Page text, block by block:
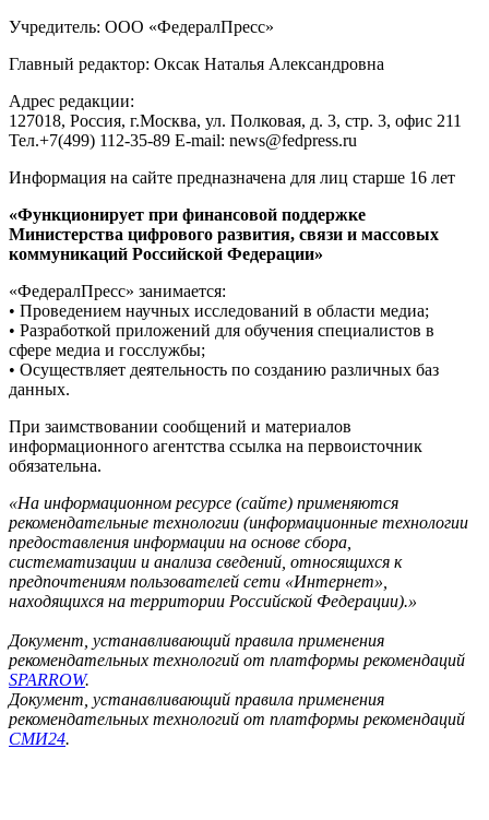
Учредитель: ООО «ФедералПресс»
Главный редактор: Оксак Наталья Александровна
Адрес редакции:
127018, Россия, г.Москва, ул. Полковая, д. 3, стр. 3, офис 211
Тел.+7(499) 112-35-89 E-mail: news@fedpress.ru
Информация на сайте предназначена для лиц старше 16 лет
«Функционирует при финансовой поддержке
Министерства цифрового развития, связи и массовых
коммуникаций Российской Федерации»
«ФедералПресс» занимается:
• Проведением научных исследований в области медиа;
• Разработкой приложений для обучения специалистов в
сфере медиа и госслужбы;
• Осуществляет деятельность по созданию различных баз
данных.
При заимствовании сообщений и материалов
информационного агентства ссылка на первоисточник
обязательна.
«На информационном ресурсе (сайте) применяются
рекомендательные технологии (информационные технологии
предоставления информации на основе сбора,
систематизации и анализа сведений, относящихся к
предпочтениям пользователей сети «Интернет»,
находящихся на территории Российской Федерации).»
Документ, устанавливающий правила применения
рекомендательных технологий от платформы рекомендаций
SPARROW.
Документ, устанавливающий правила применения
рекомендательных технологий от платформы рекомендаций
СМИ24.